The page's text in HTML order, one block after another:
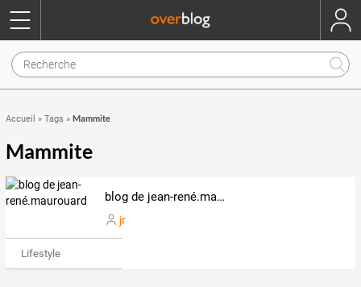
Accueil » Tags » Mammite
Mammite
blog de jean-rené.maurouard
jr
Lifestyle